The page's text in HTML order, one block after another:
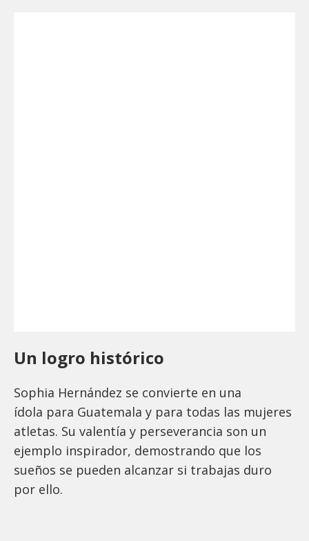
Un logro histórico
Sophia Hernández se convierte en una
ídola para Guatemala y para todas las mujeres
atletas. Su valentía y perseverancia son un
ejemplo inspirador, demostrando que los
sueños se pueden alcanzar si trabajas duro
por ello.